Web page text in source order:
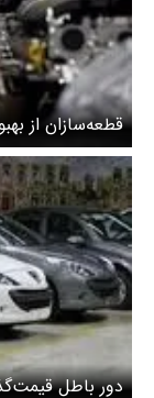
قطعه‌سازان از
بخش خصوصی
دور باطل